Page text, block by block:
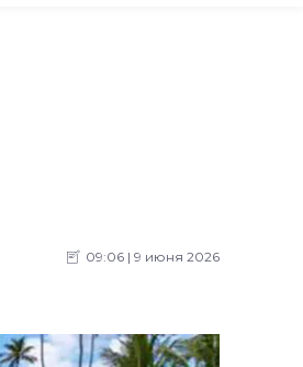
09:06 | 9 июня 2026